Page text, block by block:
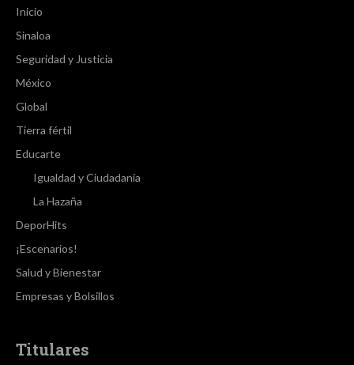
Inicio
Sinaloa
Seguridad y Justicia
México
Global
Tierra fértil
Educarte
Igualdad y Ciudadanía
La Hazaña
DeporHits
¡Escenarios!
Salud y Bienestar
Empresas y Bolsillos
Titulares